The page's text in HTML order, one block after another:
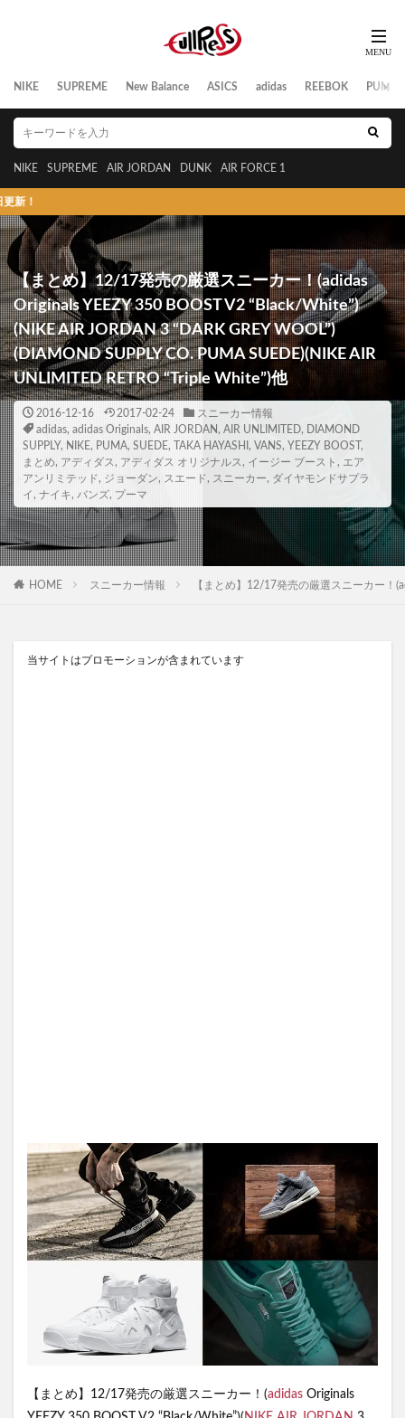
NIKE SUPREME New Balance ASICS adidas REEBOK PUMA
NIKE SUPREME AIR JORDAN DUNK AIR FORCE 1
【まとめ】12/17発売の厳選スニーカー！(adidas
Originals YEEZY 350 BOOST V2 “Black/White”)
(NIKE AIR JORDAN 3 “DARK GREY WOOL”)
(DIAMOND SUPPLY CO. PUMA SUEDE)(NIKE AIR
UNLIMITED RETRO “Triple White”)他
2016-12-16 2017-02-24
スニーカー情報
adidas, adidas Originals, AIR JORDAN , AIR UNLIMITED,
DIAMOND
SUPPLY, NIKE, PUMA, SUEDE, TAKA HAYASHI , VANS, YEEZY BOOST ,
まとめ, アディダス , アディダス オリジナルス , イージー ブースト , エア
アンリミテッド, ジョーダン, スエード, スニーカー, ダイヤモンドサプラ
イ , ナイキ, バンズ, プーマ
HOME スニーカー情報 【まとめ】12/17発売の厳選スニーカー！
当サイトはプロモーションが含まれています
【まとめ】12/17発売の厳選スニーカー！(adidas Originals